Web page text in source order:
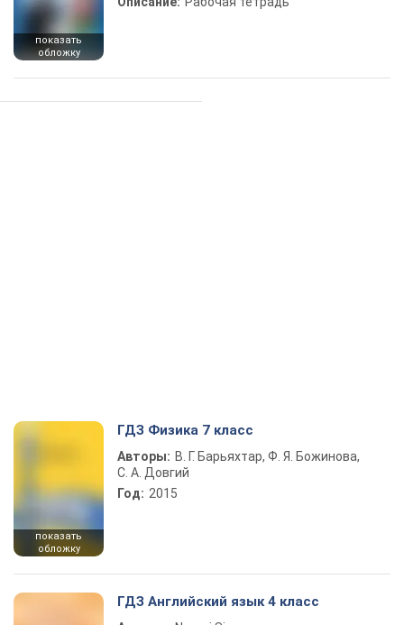
показать
обложку
показать
обложку
ГДЗ Физика 7 класс
Авторы: В. Г. Барьяхтар, Ф. Я. Божинова,
С. А. Довгий
Год: 2015
ГДЗ Английский язык 4 класс